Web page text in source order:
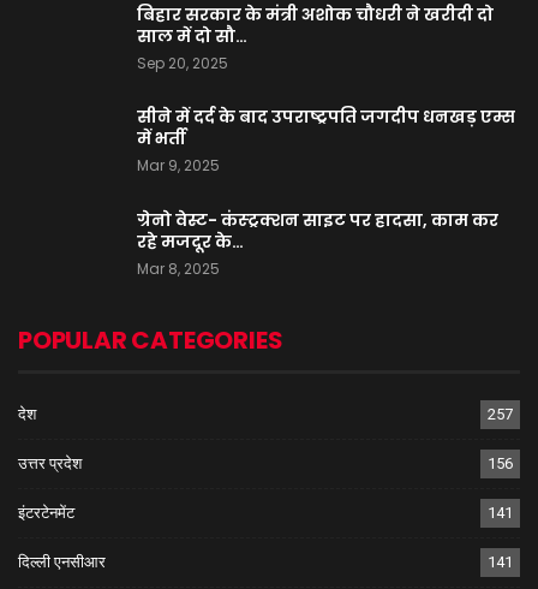
बिहार सरकार के मंत्री अशोक चौधरी ने खरीदी दो
साल में दो सौ…
Sep 20, 2025
सीने में दर्द के बाद उपराष्ट्रपति जगदीप धनखड़ एम्स
में भर्ती
Mar 9, 2025
ग्रेनो वेस्ट- कंस्ट्रक्शन साइट पर हादसा, काम कर
रहे मजदूर के…
Mar 8, 2025
POPULAR CATEGORIES
देश 257
उत्तर प्रदेश 156
इंटरटेनमेंट 141
दिल्ली एनसीआर 141